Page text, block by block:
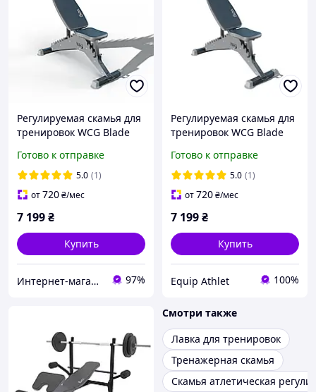
Регулируемая скамья для
тренировок WCG Blade
Готово к отправке
5.0 (1)
от720₴/мес
7 199₴
Купить
Интернет-магазин "TRENAZHERY" 97%
Регулируемая скамья для
тренировок WCG Blade
Готово к отправке
5.0 (1)
от720₴/мес
7 199₴
Купить
Equip Athlet 100%
Смотри также
Лавка для тренировок
Тренажерная скамья
Скамья атлетическая